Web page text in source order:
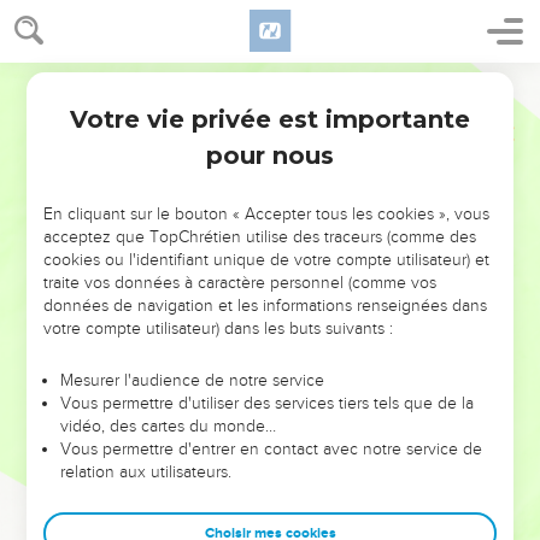
NE MANQUEZ PAS L’ÉVÉNEMENT
DE L’ANNÉE !
ET SI LEURS ERREURS POUVAIENT VOUS ÉVITER LES
VOTRES ?
leur foi ou leur vision. Mais on voit moins les doutes, les erreurs
et les saisons difficiles qu'ils ont traversés, alors même que ce
sont elles qui les ont façonnés.
Dans cette conférence, leaders, entrepreneurs, et responsables
clés pour avancer avec plus de sagesse afin que leurs erreurs
Votre vie privée est importante
pour nous
En cliquant sur le bouton « Accepter tous les cookies », vous
acceptez que TopChrétien utilise des traceurs (comme des
cookies ou l'identifiant unique de votre compte utilisateur) et
traite vos données à caractère personnel (comme vos
données de navigation et les informations renseignées dans
votre compte utilisateur) dans les buts suivants :
Mesurer l'audience de notre service
Vous permettre d'utiliser des services tiers tels que de la
vidéo, des cartes du monde…
Vous permettre d'entrer en contact avec notre service de
relation aux utilisateurs.
Choisir mes cookies